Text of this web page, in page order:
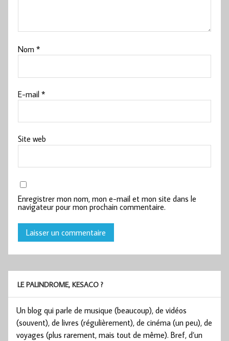
Nom*
E-mail*
Site web
Enregistrer mon nom, mon e-mail et mon site dans le
navigateur pour mon prochain commentaire.
LE PALINDROME, KESACO ?
Un blog qui parle de musique (beaucoup), de vidéos
(souvent), de livres (régulièrement), de cinéma (un peu), de
voyages (plus rarement, mais tout de même). Bref, d’un